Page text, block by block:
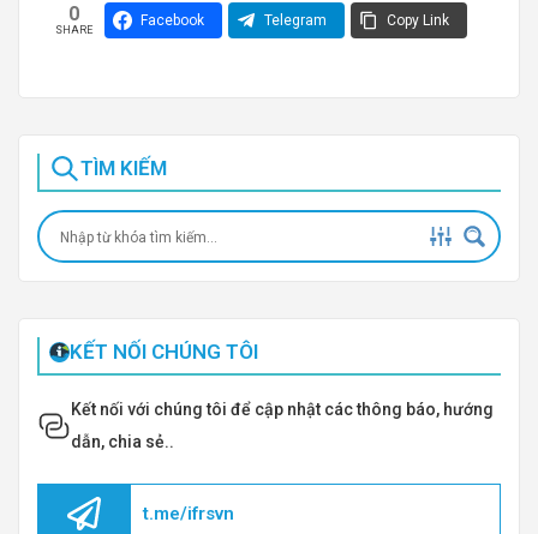
0
SHARE
Facebook Telegram Copy Link
TÌM KIẾM
KẾT NỐI CHÚNG TÔI
Kết nối với chúng tôi để cập nhật các thông báo, hướng
dẫn, chia sẻ..
t.me/ifrsvn